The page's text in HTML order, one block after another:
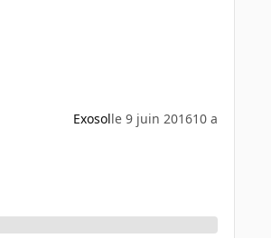
Exosolle 9 juin 201610 a